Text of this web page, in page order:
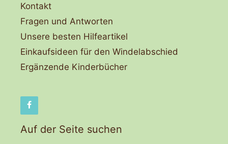
Kontakt
Fragen und Antworten
Unsere besten Hilfeartikel
Einkaufsideen für den Windelabschied
Ergänzende Kinderbücher
Auf der Seite suchen